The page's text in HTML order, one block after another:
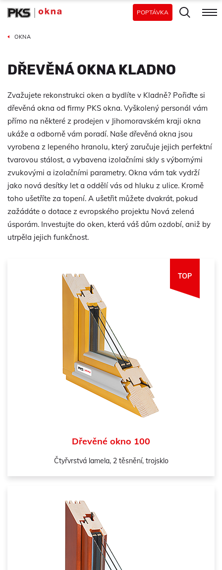
POPTÁVKA
OKNA
DŘEVĚNÁ OKNA KLADNO
Zvažujete rekonstrukci oken a bydlíte v Kladně? Pořiďte si
dřevěná okna od firmy PKS okna. Vyškolený personál vám
přímo na některé z prodejen v Jihomoravském kraji okna
ukáže a odborně vám poradí. Naše dřevěná okna jsou
vyrobena z lepeného hranolu, který zaručuje jejich perfektní
tvarovou stálost, a vybavena izolačními skly s výbornými
zvukovými a izolačními parametry. Okna vám tak vydrží
jako nová desítky let a oddělí vás od hluku z ulice. Kromě
toho ušetříte za topení. A ušetřit můžete dvakrát, pokud
zažádáte o dotace z evropského projektu Nová zelená
úsporám. Investujte do oken, která váš dům ozdobí, aniž by
utrpěla jejich funkčnost.
Dřevěné okno 100
Čtyřvrstvá lamela, 2 těsnění, trojsklo
TOP